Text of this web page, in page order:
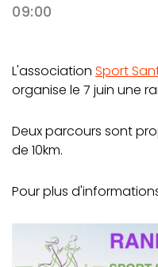
09:00
L'association Sport
organise le 7 juin une
Deux parcours sont
de 10km.
Pour plus